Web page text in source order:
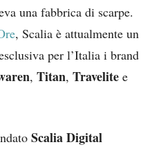
una fabbrica di scarpe.
, Scalia è attualmente un
per l’Italia i brand
, Titan, Travelite e
Scalia Digital